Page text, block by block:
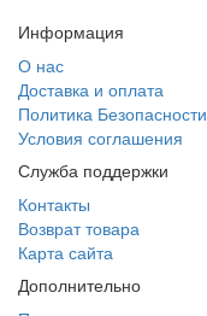
Информация
О нас
Доставка и оплата
Политика Безопасности
Условия соглашения
Служба поддержки
Контакты
Возврат товара
Карта сайта
Дополнительно